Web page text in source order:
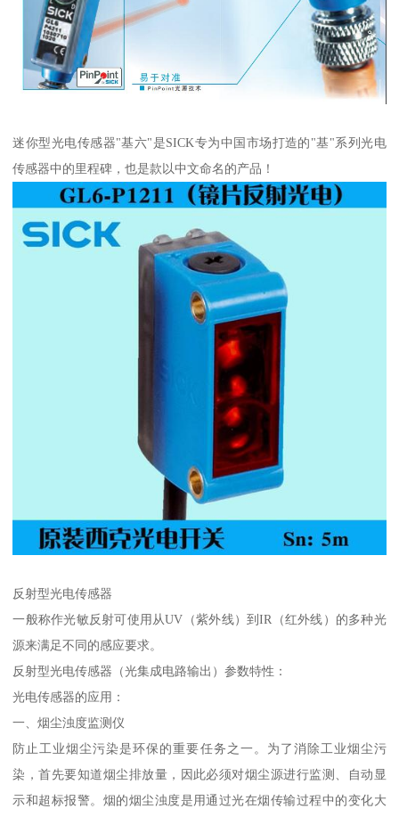
迷你型光电传感器"基六"是SICK专为中国市场打造的"基"系列光电
传感器中的里程碑，也是款以中文命名的产品！
反射型光电传感器
一般称作光敏反射可使用从UV（紫外线）到IR（红外线）的多种光
源来满足不同的感应要求。
反射型光电传感器（光集成电路输出）参数特性：
光电传感器的应用：
一、烟尘浊度监测仪
防止工业烟尘污染是环保的重要任务之一。为了消除工业烟尘污
染，首先要知道烟尘排放量，因此必须对烟尘源进行监测、自动显
示和超标报警。烟的烟尘浊度是用通过光在烟传输过程中的变化大